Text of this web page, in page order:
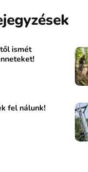
ismét
fel nálunk!